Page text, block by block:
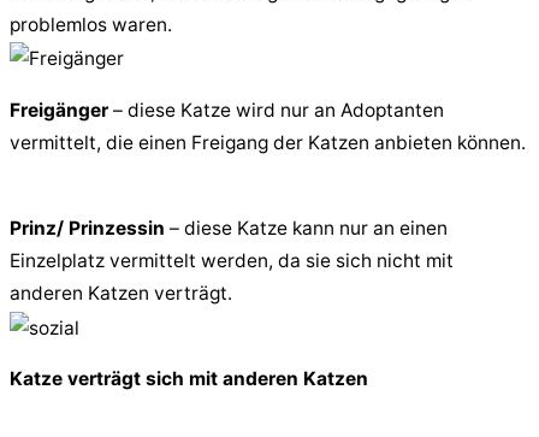
problemlos waren.
Freigänger – diese Katze wird nur an Adoptanten
vermittelt, die einen Freigang der Katzen anbieten können.
Prinz/ Prinzessin – diese Katze kann nur an einen
Einzelplatz vermittelt werden, da sie sich nicht mit
anderen Katzen verträgt.
Katze verträgt sich mit anderen Katzen